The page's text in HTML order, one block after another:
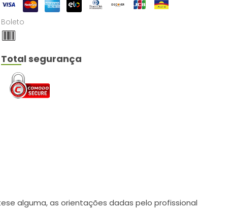
Boleto
Total segurança
alguma, as orientações dadas pelo profissional